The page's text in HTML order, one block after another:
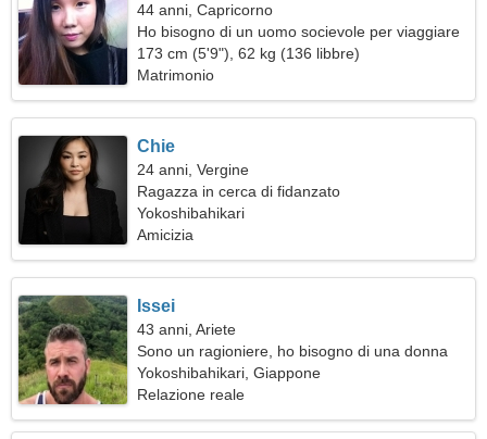
44 anni, Capricorno
Ho bisogno di un uomo socievole per viaggiare
173 cm (5'9"), 62 kg (136 libbre)
Matrimonio
Chie
24 anni, Vergine
Ragazza in cerca di fidanzato
Yokoshibahikari
Amicizia
Issei
43 anni, Ariete
Sono un ragioniere, ho bisogno di una donna
simpatica
Yokoshibahikari, Giappone
Relazione reale